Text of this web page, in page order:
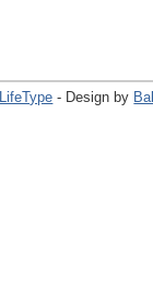
LifeType - Design by